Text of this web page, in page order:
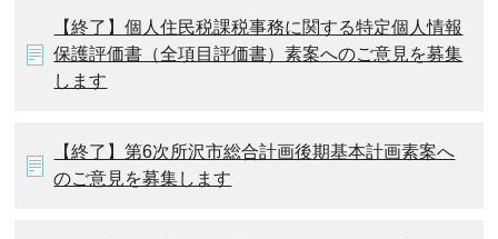
【終了】個人住民税課税事務に関する特定個人情報
保護評価書（全項目評価書）素案へのご意見を募集
します
【終了】第6次所沢市総合計画後期基本計画素案へ
のご意見を募集します